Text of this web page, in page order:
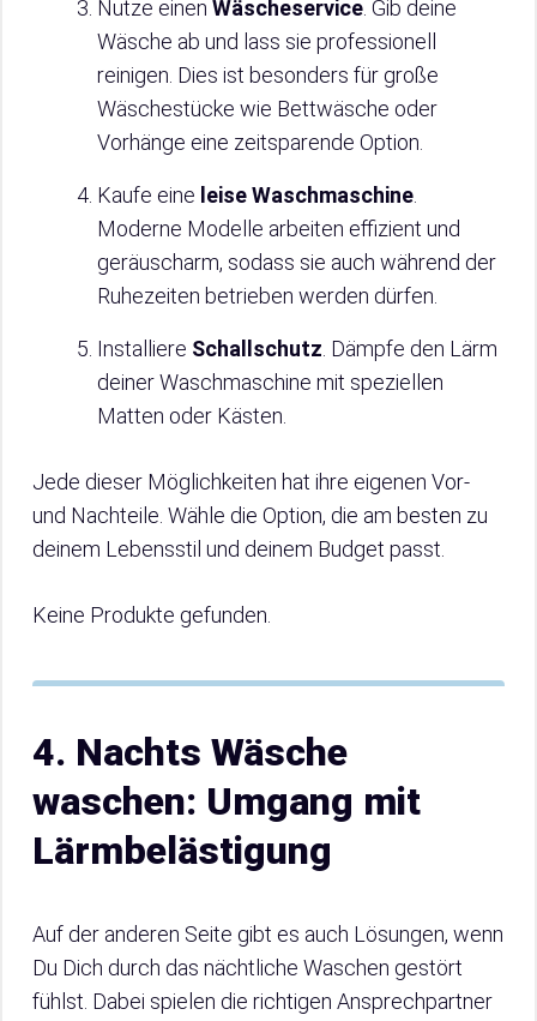
Nutze einen Wäscheservice . Gib deine
Wäsche ab und lass sie professionell
reinigen. Dies ist besonders für große
Wäschestücke wie Bettwäsche oder
Vorhänge eine zeitsparende Option.
Kaufe eine leise Waschmaschine
Moderne Modelle arbeiten effizient und
geräuscharm, sodass sie auch während der
Ruhezeiten betrieben werden dürfen.
Installiere Schallschutz . Dämpfe den Lärm
deiner Waschmaschine mit speziellen
Matten oder Kästen.
Jede dieser Möglichkeiten hat ihre eigenen Vor-
und Nachteile. Wähle die Option, die am besten zu
deinem Lebensstil und deinem Budget passt.
Keine Produkte gefunden.
4. Nachts Wäsche
waschen: Umgang mit
Lärmbelästigung
Auf der anderen Seite gibt es auch Lösungen, wenn
Du Dich durch das nächtliche Waschen gestört
fühlst. Dabei spielen die richtigen Ansprechpartner